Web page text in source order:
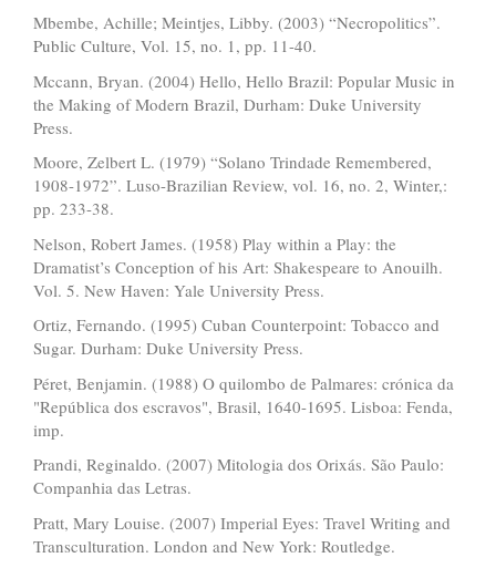
Mbembe, Achille; Meintjes, Libby. (2003) “Necropolitics”.
Public Culture, Vol. 15, no. 1, pp. 11-40.
Mccann, Bryan. (2004) Hello, Hello Brazil: Popular Music in
the Making of Modern Brazil, Durham: Duke University
Press.
Moore, Zelbert L. (1979) “Solano Trindade Remembered,
1908-1972”. Luso-Brazilian Review, vol. 16, no. 2, Winter,:
pp. 233-38.
Nelson, Robert James. (1958) Play within a Play: the
Dramatist’s Conception of his Art: Shakespeare to Anouilh.
Vol. 5. New Haven: Yale University Press.
Ortiz, Fernando. (1995) Cuban Counterpoint: Tobacco and
Sugar. Durham: Duke University Press.
Péret, Benjamin. (1988) O quilombo de Palmares: crónica da
"República dos escravos", Brasil, 1640-1695. Lisboa: Fenda,
imp.
Prandi, Reginaldo. (2007) Mitologia dos Orixás. São Paulo:
Companhia das Letras.
Pratt, Mary Louise. (2007) Imperial Eyes: Travel Writing and
Transculturation. London and New York: Routledge.